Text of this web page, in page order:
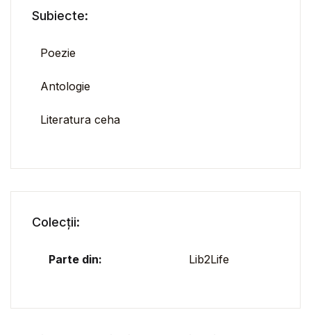
Subiecte:
Poezie
Antologie
Literatura ceha
Colecții:
Parte din: Lib2Life